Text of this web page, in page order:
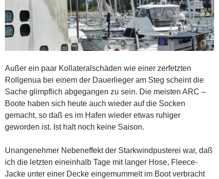
Außer ein paar Kollateralschäden wie einer zerfetzten
Rollgenua bei einem der Dauerlieger am Steg scheint die
Sache glimpflich abgegangen zu sein. Die meisten ARC –
Boote haben sich heute auch wieder auf die Socken
gemacht, so daß es im Hafen wieder etwas ruhiger
geworden ist. Ist halt noch keine Saison.
Unangenehmer Nebeneffekt der Starkwindpusterei war, daß
ich die letzten eineinhalb Tage mit langer Hose, Fleece-
Jacke unter einer Decke eingemummelt im Boot verbracht